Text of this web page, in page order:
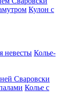
Кулон с
невесты Колье-
Сваровски
Колье с